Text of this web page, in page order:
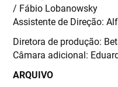
/ Fábio Lobanowsky
Assistente de Direção:
Diretora de produção:
Câmara adicional:
ARQUIVO